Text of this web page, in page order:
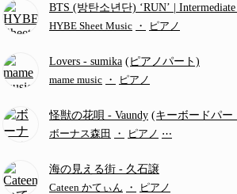
BTS (방탄소년단) ‘RUN’ |
HYBE Sheet Music ・ ピアノ
Lovers - sumika (ピアノパート)
mame music ・ ピアノ
怪獣の花唄 - Vaundy (キーボードパー
ボーナス森田
・ ピアノ ⋯
海の見える街 - 久石譲
Cateen かてぃん
・ ピアノ